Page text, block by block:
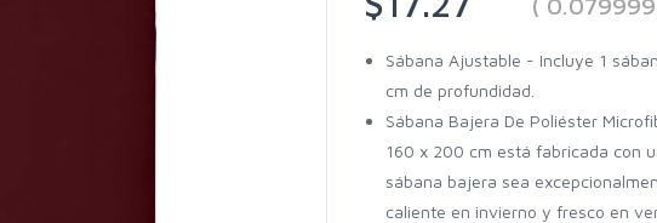
Sábana Ajustable - Incluye 1
cm de profundidad.
Sábana Bajera De Poliéster
160 x 200 cm está fabricada con
sábana bajera sea
caliente en invierno y fresco en